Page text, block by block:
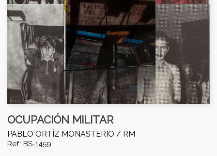
OCUPACIÓN MILITAR
PABLO ORTÍZ MONASTERIO / RM
Ref.: BS-1459